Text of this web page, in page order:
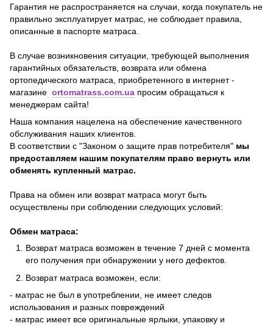
Гарантия не распространяется на случаи, когда покупатель не
правильно эксплуатирует матрас, не соблюдает правила,
описанные в паспорте матраса.
В случае возникновения ситуации, требующей выполнения
гарантийных обязательств, возврата или обмена
ортопедического матраса, приобретенного в интернет -
магазине ortomatrass.com.ua просим обращаться к
менеджерам сайта!
Наша компания нацелена на обеспечение качественного
обслуживания наших клиентов.
В соответствии с "Законом о защите прав потребителя" мы
предоставляем нашим покупателям право вернуть или
обменять купленный матрас.
Права на обмен или возврат матраса могут быть
осуществлены при соблюдении следующих условий:
Обмен матраса:
Возврат матраса возможен в течение 7 дней с момента
его получения при обнаружении у него дефектов.
Возврат матраса возможен, если:
- матрас не был в употреблении, не имеет следов
использования и разных повреждений
- матрас имеет все оригинальные ярлыки, упаковку и